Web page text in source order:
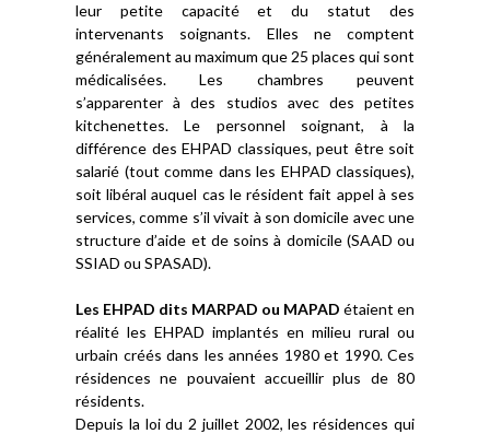
leur petite capacité et du statut des
intervenants soignants. Elles ne comptent
généralement au maximum que 25 places qui sont
médicalisées. Les chambres peuvent
s’apparenter à des studios avec des petites
kitchenettes. Le personnel soignant, à la
différence des EHPAD classiques, peut être soit
salarié (tout comme dans les EHPAD classiques),
soit libéral auquel cas le résident fait appel à ses
services, comme s’il vivait à son domicile avec une
structure d’aide et de soins à domicile (SAAD ou
SSIAD ou SPASAD).
Les EHPAD dits MARPAD ou MAPAD étaient en
réalité les EHPAD implantés en milieu rural ou
urbain créés dans les années 1980 et 1990. Ces
résidences ne pouvaient accueillir plus de 80
résidents.
Depuis la loi du 2 juillet 2002, les résidences qui